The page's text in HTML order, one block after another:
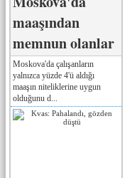
maaşından
memnun olanlar
Moskova'da çalışanların
yalnızca yüzde 4'ü aldığı
maaşın niteliklerine uygun
olduğunu d...